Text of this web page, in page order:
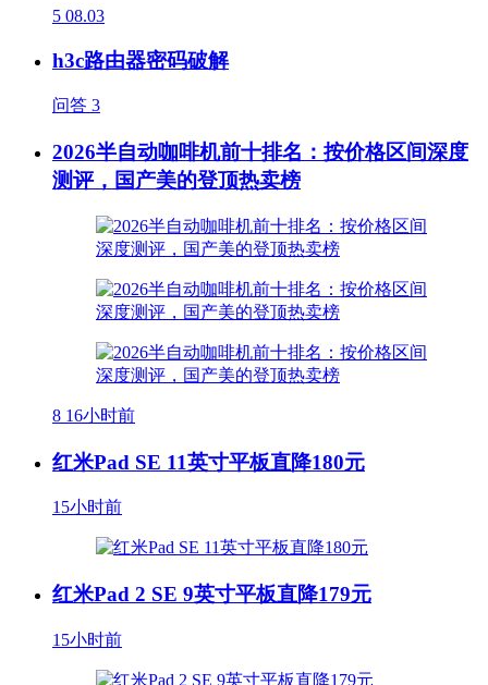
5 08.03
h3c路由器密码破解
问答 3
2026半自动咖啡机前十排名：按价格区间深度
测评，国产美的登顶热卖榜
8 16小时前
红米Pad SE 11英寸平板直降180元
15小时前
红米Pad 2 SE 9英寸平板直降179元
15小时前